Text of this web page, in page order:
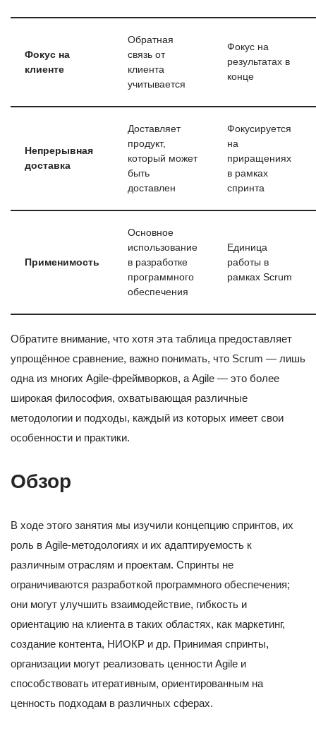
Фокус на
клиенте
Обратная
связь от
клиента
учитывается
Фокус на
результатах в
конце
Непрерывная
доставка
Доставляет
продукт,
который может
быть
доставлен
Фокусируется
на
приращениях
в рамках
спринта
Применимость
Основное
использование
в разработке
программного
обеспечения
Единица
работы в
рамках Scrum
Обратите внимание, что хотя эта таблица предоставляет
упрощённое сравнение, важно понимать, что Scrum — лишь
одна из многих Agile-фреймворков, а Agile — это более
широкая философия, охватывающая различные
методологии и подходы, каждый из которых имеет свои
особенности и практики.
Обзор
В ходе этого занятия мы изучили концепцию спринтов, их
роль в Agile-методологиях и их адаптируемость к
различным отраслям и проектам. Спринты не
ограничиваются разработкой программного обеспечения;
они могут улучшить взаимодействие, гибкость и
ориентацию на клиента в таких областях, как маркетинг,
создание контента, НИОКР и др. Принимая спринты,
организации могут реализовать ценности Agile и
способствовать итеративным, ориентированным на
ценность подходам в различных сферах.